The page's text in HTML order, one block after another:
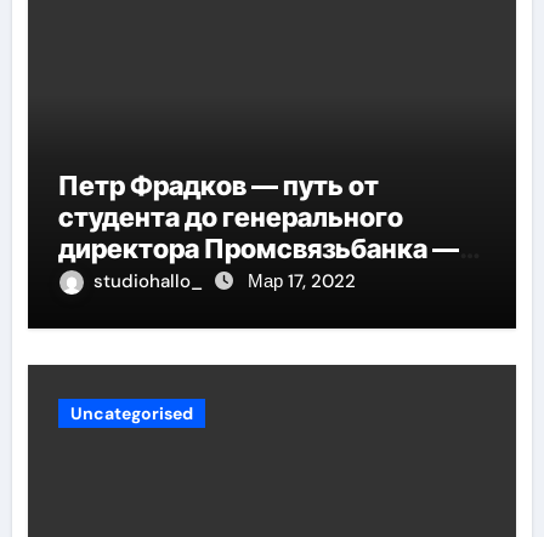
Петр Фрадков — путь от
студента до генерального
директора Промсвязьбанка —
биография и рост в банковской
studiohallo_ Мар 17, 2022
Uncategorised